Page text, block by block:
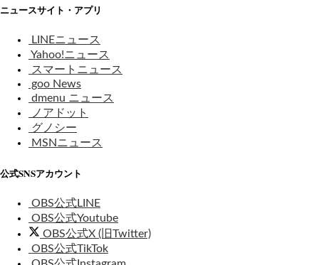
ニュースサイト・アプリ
LINEニュース
Yahoo!ニュース
スマートニュース
goo News
dmenu ニュース
ノアドット
グノシー
MSNニュース
公式SNSアカウント
OBS公式LINE
OBS公式Youtube
OBS公式X (旧Twitter)
OBS公式TikTok